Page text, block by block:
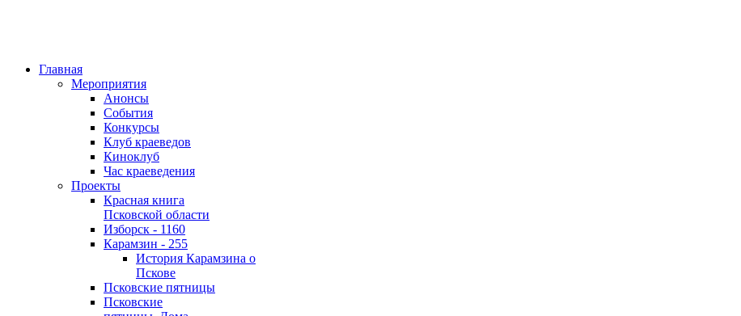
Главная
Мероприятия
Анонсы
События
Конкурсы
Клуб краеведов
Киноклуб
Час краеведения
Проекты
Красная книга
Псковской области
Изборск - 1160
Карамзин - 255
История Карамзина о
Пскове
Псковские пятницы
Псковские